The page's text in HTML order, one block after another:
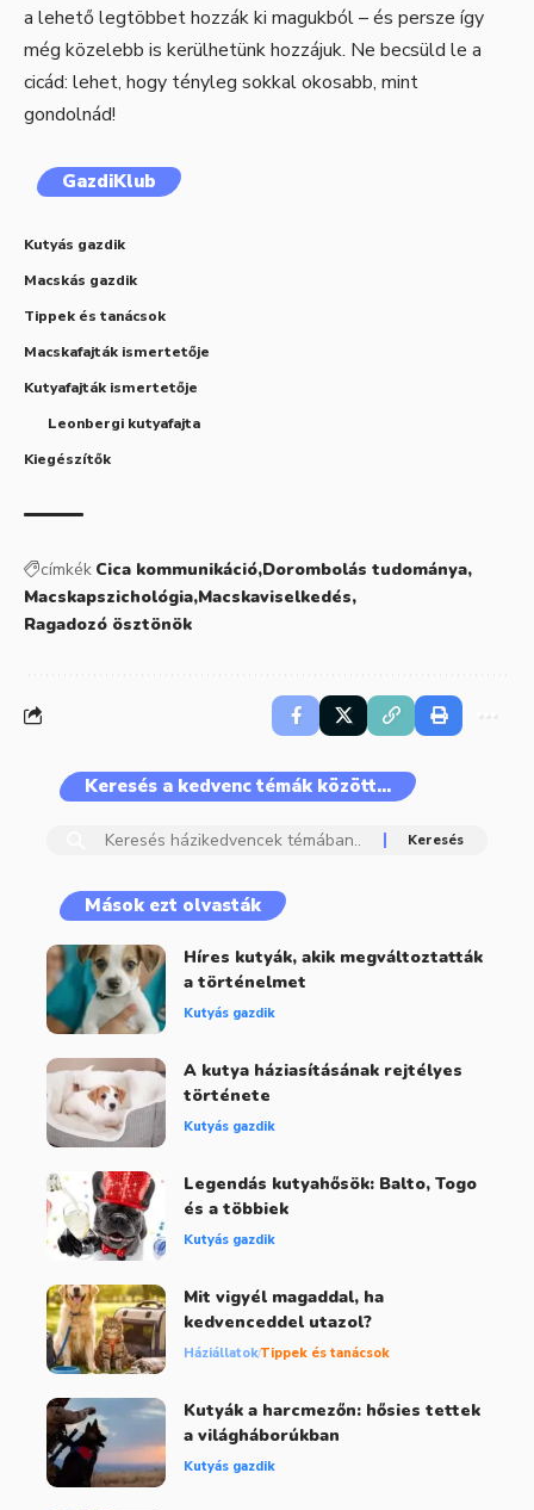
a lehető legtöbbet hozzák ki magukból – és persze így
még közelebb is kerülhetünk hozzájuk. Ne becsüld le a
cicád: lehet, hogy tényleg sokkal okosabb, mint
gondolnád!
GazdiKlub
Kutyás gazdik
Macskás gazdik
Tippek és tanácsok
Macskafajták ismertetője
Kutyafajták ismertetője
Leonbergi kutyafajta
Kiegészítők
címkék Cica kommunikáció Dorombolás tudománya
Macskapszichológia Macskaviselkedés
Ragadozó ösztönök
Keresés a kedvenc témák között…
Mások ezt olvasták
Híres kutyák, akik megváltoztatták
a történelmet
Kutyás gazdik
A kutya háziasításának rejtélyes
története
Kutyás gazdik
Legendás kutyahősök: Balto, Togo
és a többiek
Kutyás gazdik
Mit vigyél magaddal, ha
kedvenceddel utazol?
HáziállatokTippek és tanácsok
Kutyák a harcmezőn: hősies tettek
a világháborúkban
Kutyás gazdik